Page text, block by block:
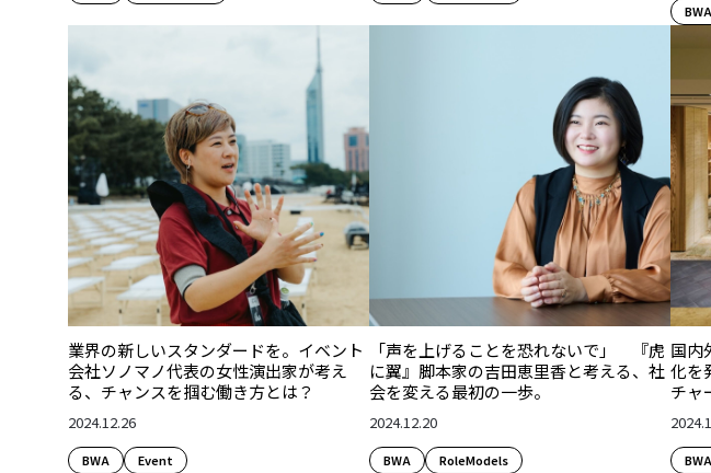
BWA
業界の新しいスタンダードを。イベント
会社ソノマノ代表の女性演出家が考え
る、チャンスを掴む働き方とは？
2024.12.26
BWA Event
「声を上げることを恐れないで」 『虎
に翼』脚本家の吉田恵里香と考える、社
会を変える最初の一歩。
2024.12.20
BWA RoleModels
国内
化を
チャ
BWA